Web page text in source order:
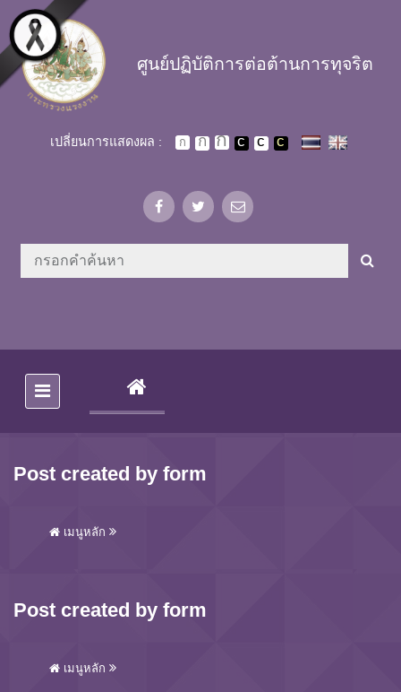
Skip to main content
ศูนย์ปฏิบัติการต่อต้านการทุจริต
เปลี่ยนการแสดงผล :
(CURRENT)
Post created by form
เมนูหลัก
Post created by form
เมนูหลัก